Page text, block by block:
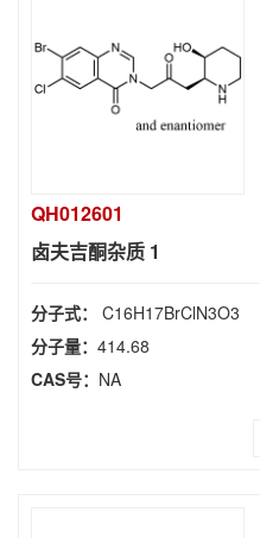
QH012601
卤夫吉酮杂质 1
分子式： C16H17BrClN3O3
分子量： 414.68
CAS号： NA